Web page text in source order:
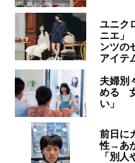
ユニク
ニエ」
ンツの
アイテ
夫婦別
める
い」
前日に
性→あ
「別